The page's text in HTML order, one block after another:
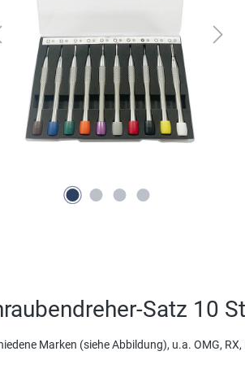
Satz 10
Marken (siehe Abbildung), u.a. OMG, RX,